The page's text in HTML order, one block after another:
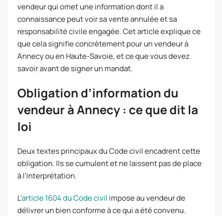
vendeur qui omet une information dont il a
connaissance peut voir sa vente annulée et sa
responsabilité civile engagée. Cet article explique ce
que cela signifie concrètement pour un vendeur à
Annecy ou en Haute-Savoie, et ce que vous devez
savoir avant de signer un mandat.
Obligation d’information du
vendeur à Annecy : ce que dit la
loi
Deux textes principaux du Code civil encadrent cette
obligation. Ils se cumulent et ne laissent pas de place
à l’interprétation.
L’article 1604 du Code civil impose au vendeur de
délivrer un bien conforme à ce qui a été convenu.